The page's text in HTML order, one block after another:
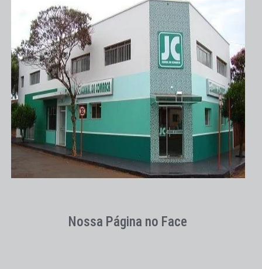
Nossa Página no Face